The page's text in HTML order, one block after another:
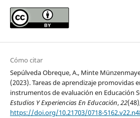
Cómo citar
Sepúlveda Obreque, A., Minte
(2023). Tareas de aprendizaje promovidas
instrumentos de evaluación en Educación
Estudios Y Experiencias En Educación,22
https://doi.org/10.21703/0718-